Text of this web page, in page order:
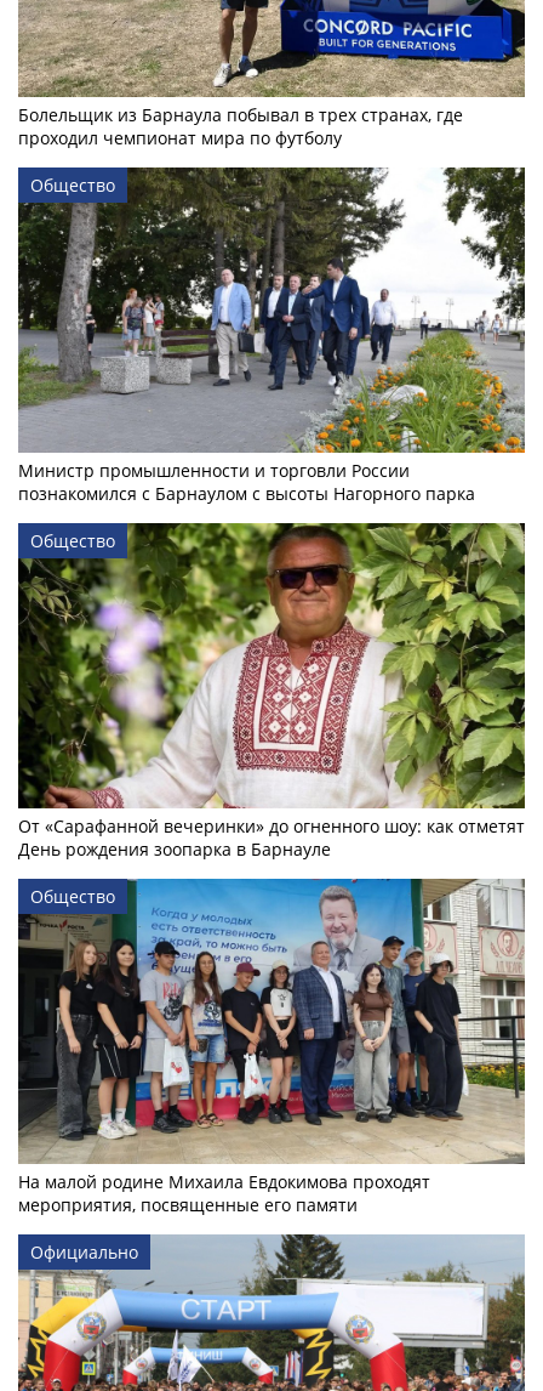
Болельщик из Барнаула побывал в трех странах, где
проходил чемпионат мира по футболу
Общество
Министр промышленности и торговли России
познакомился с Барнаулом с высоты Нагорного парка
Общество
От «Сарафанной вечеринки» до огненного шоу: как отметят
День рождения зоопарка в Барнауле
Общество
На малой родине Михаила Евдокимова проходят
мероприятия, посвященные его памяти
Официально